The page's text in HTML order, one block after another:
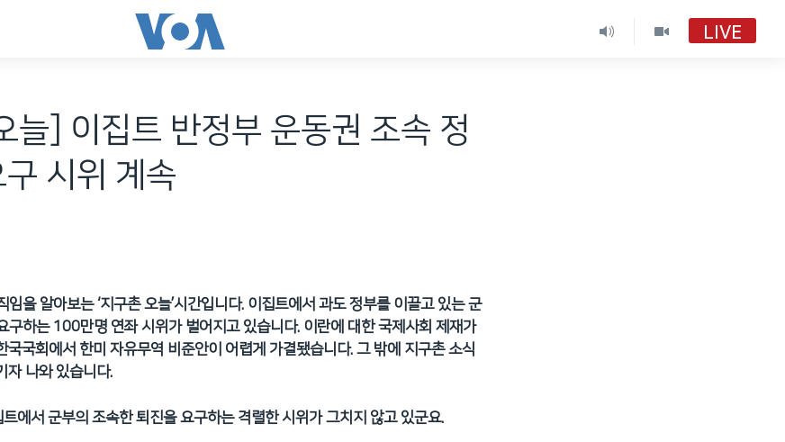
LIVE
늘] 이집트 반정부 운동권 조속 정
시위 계속
임을 알아보는 ‘지구촌 오늘’시간입니다. 이집트에서 과도 정부를 이끌고 있는 군
구하는 100만명 연좌 시위가 벌어지고 있습니다. 이란에 대한 국제사회 제재가
국국회에서 한미 자유무역 비준안이 어렵게 가결됐습니다. 그 밖에 지구촌 소식
자 나와 있습니다.
에서 군부의 조속한 퇴진을 요구하는 격렬한 시위가 그치지 않고 있군요.